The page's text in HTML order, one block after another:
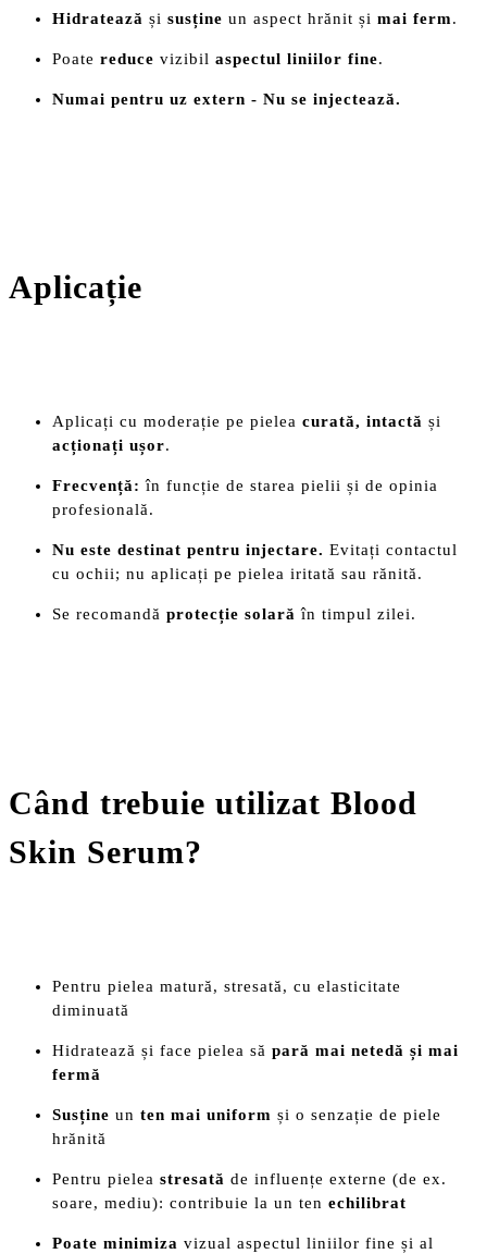
Hidratează și susține un aspect hrănit și mai ferm.
Poate reduce vizibil aspectul liniilor fine.
Numai pentru uz extern - Nu se injectează.
Aplicație
Aplicați cu moderație pe pielea curată, intactă și
acționați ușor.
Frecvență: în funcție de starea pielii și de opinia
profesională.
Nu este destinat pentru injectare. Evitați contactul
cu ochii; nu aplicați pe pielea iritată sau rănită.
Se recomandă protecție solară în timpul zilei.
Când trebuie utilizat Blood
Skin Serum?
Pentru pielea matură, stresată, cu elasticitate
diminuată
Hidratează și face pielea să pară mai netedă și mai
fermă
Susține un ten mai uniform și o senzație de piele
hrănită
Pentru pielea stresată de influențe externe (de ex.
soare, mediu): contribuie la un ten echilibrat
Poate minimiza vizual aspectul liniilor fine și al